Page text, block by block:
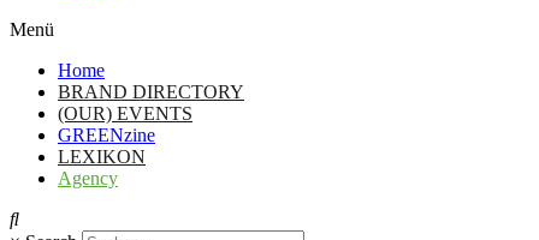
Menü
Home
BRAND DIRECTORY
(OUR) EVENTS
GREENzine
LEXIKON
Agency